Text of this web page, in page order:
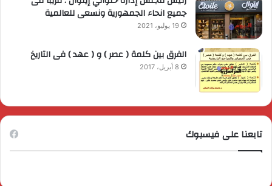
جميع انحاء الجمهورية ونسعى للعالمية
19 يوليو، 2021
الفرق بين كلمة ( عصر ) و ( عهد ) فى التاريخ
8 أبريل، 2017
تابعنا على فيسبوك